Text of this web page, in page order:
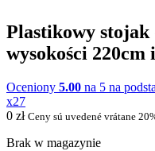
Plastikowy stojak
wysokości 220cm
Oceniony 5.00 na 5 na
x27
0 zł Ceny sú uvedené vrátane
Brak w magazynie